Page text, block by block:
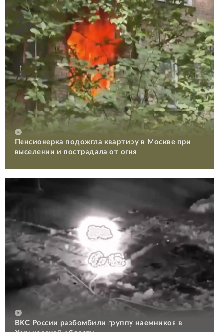
Пенсионерка подожгла квартиру в Москве при
выселении и пострадала от огня
ВКС России разбомбили группу наемников в